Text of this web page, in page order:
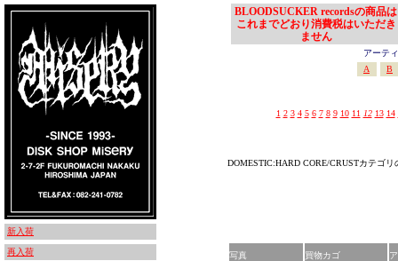
新入荷
再入荷
BLOODSUCKER recordsの商品は
これまでどおり消費税はいただき
ません
アーテ
A
B
1 2 3 4 5 6 7 8 9 10 11 12 13 14
DOMESTIC:HARD CORE/CRUSTカテゴ
写真 買物カゴ